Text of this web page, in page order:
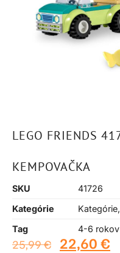
LEGO FRIENDS
KEMPOVAČKA
SKU
41726
Kategórie
Kategórie,
Tag
4-6 rokov
25,99€ 22,60 €